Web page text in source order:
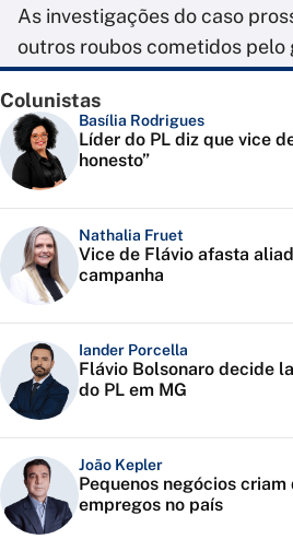
As investigações do caso
outros roubos cometidos pelo
Colunistas
Basília Rodrigues
Líder do PL diz que vice
honesto”
Nathalia Fruet
Vice de Flávio afasta
campanha
Iander Porcella
Flávio Bolsonaro decide
do PL em MG
João Kepler
Pequenos negócios criam
empregos no país